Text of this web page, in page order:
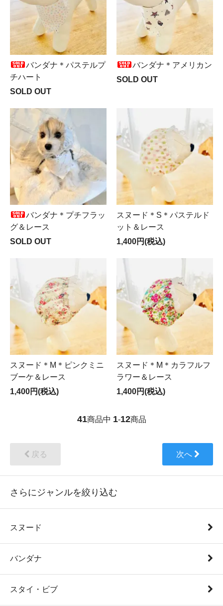
バンダナ＊パステルプ
チハート
SOLD OUT
バンダナ＊アメリカン
SOLD OUT
バンダナ＊プチフラッ
グ＆レース
SOLD OUT
スヌード＊S＊パステルド
ット＆レース
1,400円(税込)
スヌード＊M＊ピンクミニ
ブーケ＆レース
1,400円(税込)
スヌード＊M＊カラフルフ
ラワー＆レース
1,400円(税込)
41商品中 1-12商品
戻る 次へ
さらにジャンルを絞り込む
スヌード
バンダナ
スタイ・ビブ